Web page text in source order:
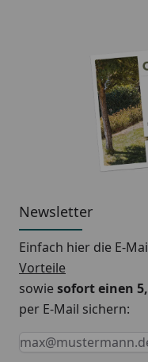
Newsletter
Einfach hier die E-
Vorteile
sowiesofort einen
per E-Mail sichern:
Keine Eingabe
Eingabe erforderlich
E-Mail *